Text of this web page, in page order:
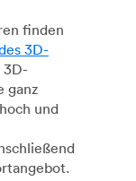
finden
3D-
3D-
ganz
und